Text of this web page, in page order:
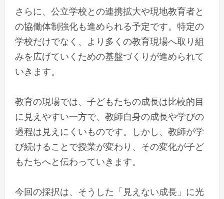
さらに、公立学校との連携拡大や現地教育者と
の協働体制強化も進められる予定です。特定の
学校だけでなく、より多くの教育現場へ取り組
みを広げていくための基盤づくりが進められて
いきます。
教育の現場では、子どもたちの成長は比較的目
に見えやすい一方で、教師自身の成長や学びの
過程は見えにくいものです。しかし、教師が学
び続けることで授業が変わり、その変化が子ど
もたちへと伝わっていきます。
今回の採択は、そうした「見えない成長」に光